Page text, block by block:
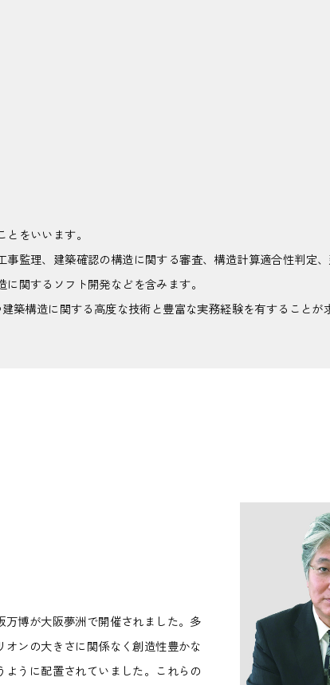
をいいます。
監理、建築確認の構造に関する審査、構造計算適合性判定
関するソフト開発などを含みます。
築構造に関する高度な技術と豊富な実務経験を有することが
博が大阪夢洲で開催されました。多
ンの大きさに関係なく創造性豊かな
うに配置されていました。これらの